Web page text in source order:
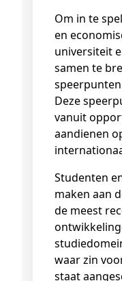
Om in te
en
universiteit
samen te
Deze
vanuit
aandienen
Studenten
maken aan
de meest
waar zin
staat